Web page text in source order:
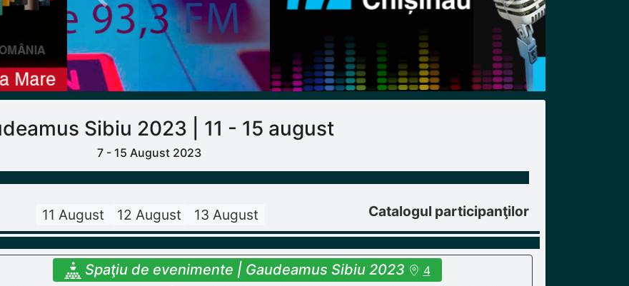
Previous Next
Sibiu 2023 | 11 - 15 august
7 - 15 August 2023
11 August 12 August 13 August Catalogul participanţilor
Spaţiu de evenimente | Gaudeamus Sibiu 2023 4